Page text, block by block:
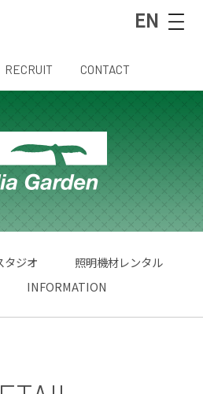
EN
RECRUIT CONTACT
タジオ
照明機材レンタル
INFORMATION